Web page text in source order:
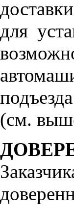
для
(см.